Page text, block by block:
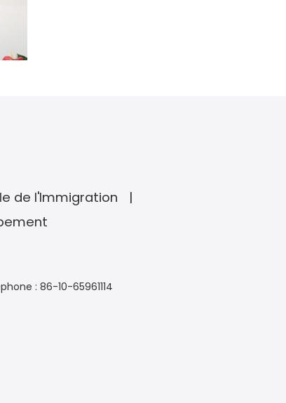
de l'Immigration
: 86-10-65961114